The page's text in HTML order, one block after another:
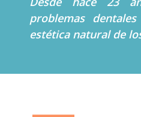
problemas
estética natural de